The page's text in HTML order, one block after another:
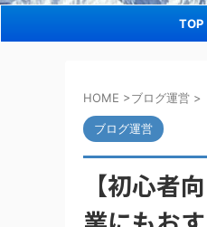
TOP
HOME >ブログ運営 >
ブログ運営
【初心者